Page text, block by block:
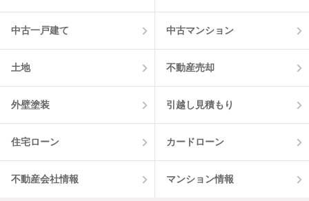
中古一戸建て 中古マンション
土地 不動産売却
外壁塗装 引越し見積もり
住宅ローン カードローン
不動産会社情報 マンション情報